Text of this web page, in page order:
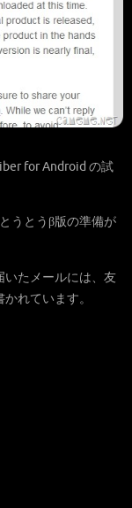
for Android の試
うとうβ版の準備が
いたメールには、友
れています。